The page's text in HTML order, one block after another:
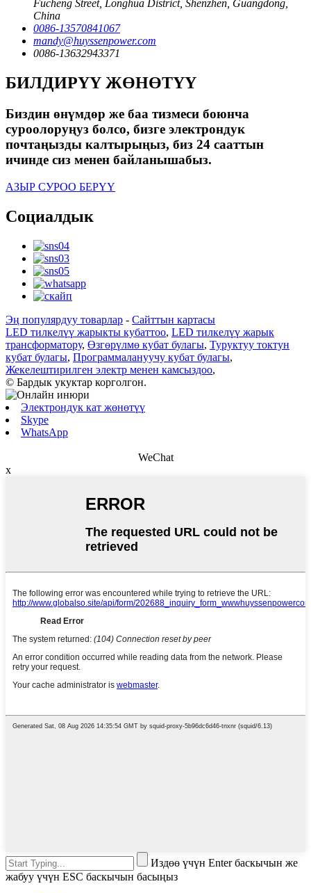
Fucheng Street, Longhua District, Shenzhen, Guangdong,
China
0086-13570841067
mandy@huyssenpower.com
0086-13632943371
БИЛДИРҮҮ ЖӨНӨТҮҮ
Биздин өнүмдөр же баа тизмеси боюнча
суроолоруңуз болсо, бизге электрондук
почтаңызды калтырыңыз, биз 24 сааттын
ичинде сиз менен байланышабыз.
АЗЫР СУРОО БЕРҮҮ
Социалдык
Эң популярдуу товарлар - Сайттын картасы
LED тилкелүү жарыкты кубаттоо, LED тилкелүү жарык
трансформатору, Өзгөрүлмө кубат булагы, Туруктуу токтун
кубат булагы, Программалануучу кубат булагы,
Жекелештирилген электр менен камсыздоо,
© Бардык укуктар корголгон.
Электрондук кат жөнөтүү
Skype
WhatsApp
WeChat
x
Издөө үчүн Enter баскычын же
жабуу үчүн ESC баскычын басыңыз